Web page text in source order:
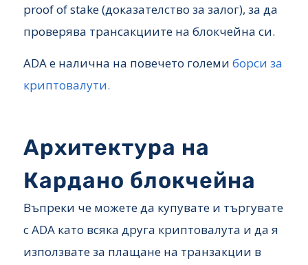
proof of stake (доказателство за залог), за да
проверява трансакциите на блокчейна си.
ADA е налична на повечето големи борси за
криптовалути.
Архитектура на
Кардано блокчейна
Въпреки че можете да купувате и търгувате
с ADA като всяка друга криптовалута и да я
използвате за плащане на транзакции в